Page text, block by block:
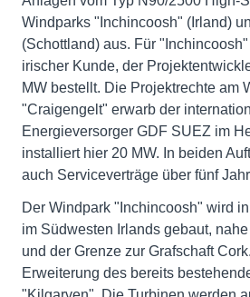
Windparks "Inchincoosh" (Irland)
(Schottland) aus. Für
irischer Kunde, der
MW bestellt. Die Projektrechte am
"Craigengelt" erwarb der
Energieversorger GDF SUEZ im
installiert hier 20 MW. In beiden
auch Serviceverträge über fünf
Der Windpark "Inchincoosh" wird
im Südwesten Irlands gebaut,
und der Grenze zur Grafschaft
Erweiterung des bereits